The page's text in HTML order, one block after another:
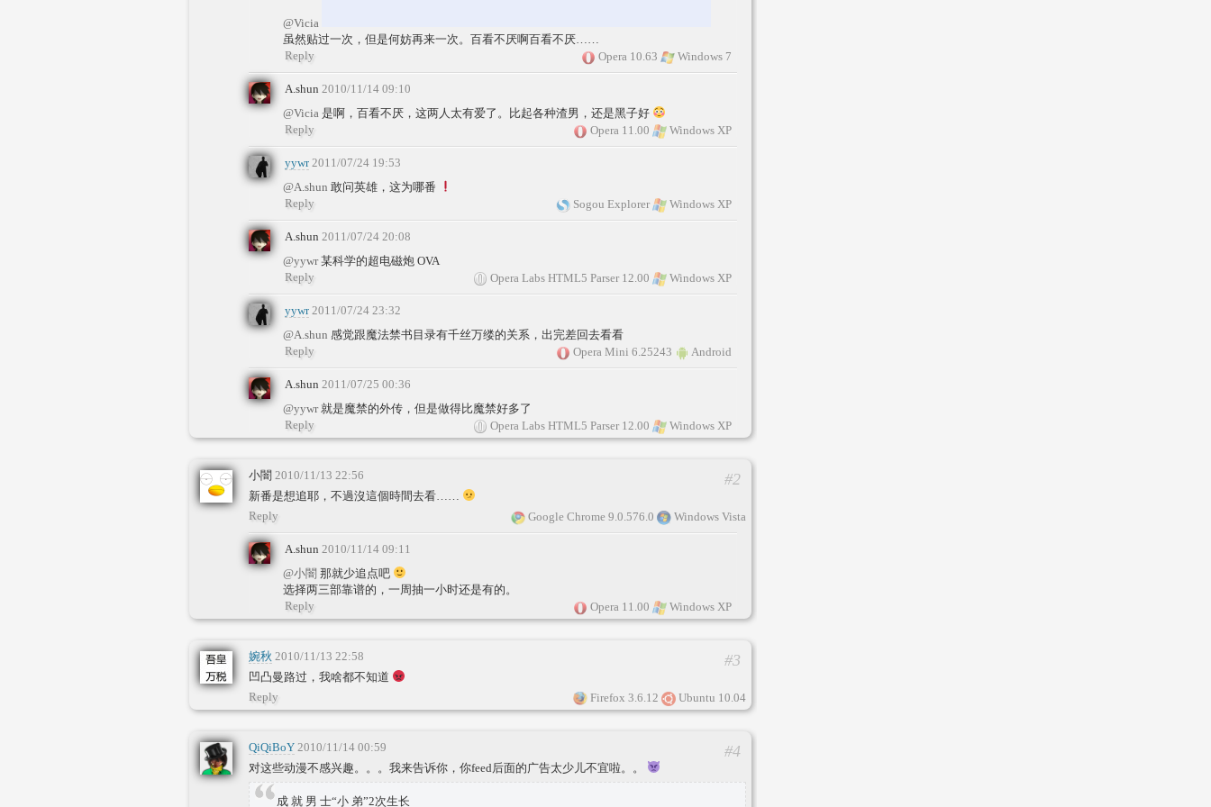
@Vicia
虽然贴过一次，但是何妨再来一次。百看不厌啊百看不厌……
Opera 10.63
Windows 7
Reply
A.shun 2010/11/14 09:10
@Vicia 是啊，百看不厌，这两人太有爱了。比起各种渣男，还是黑子好
Opera 11.00
Windows XP
Reply
yywr 2011/07/24 19:53
@A.shun 敢问英雄，这为哪番
Sogou Explorer
Windows XP
Reply
A.shun 2011/07/24 20:08
@yywr某科学的超电磁炮 OVA
Opera Labs HTML5 Parser 12.00
Windows XP
Reply
yywr 2011/07/24 23:32
@A.shun 感觉跟魔法禁书目录有千丝万缕的关系，出完差回去看看
Opera Mini 6.25243
Android
Reply
A.shun 2011/07/25 00:36
@yywr就是魔禁的外传，但是做得比魔禁好多了
Opera Labs HTML5 Parser 12.00
Windows XP
Reply
小闇 2010/11/13 22:56
新番是想追耶，不過沒這個時間去看……
Google Chrome 9.0.576.0
Windows Vista
#2
Reply
A.shun 2010/11/14 09:11
@小闇 那就少追点吧
选择两三部靠谱的，一周抽一小时还是有的。
Opera 11.00
Windows XP
Reply
婉秋 2010/11/13 22:58
凹凸曼路过，我啥都不知道
Firefox 3.6.12
Ubuntu 10.04
#3
Reply
QiQiBoY 2010/11/14 00:59
对这些动漫不感兴趣。。。我来告诉你，你feed后面的广告太少儿不宜啦。。
成 就 男 士“小 弟”2次生长
#4